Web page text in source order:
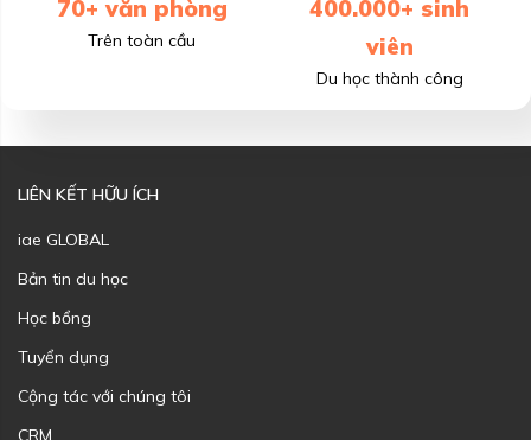
70+ văn phòng
Trên toàn cầu
400.000+ sinh
viên
Du học thành công
LIÊN KẾT HỮU ÍCH
iae GLOBAL
Bản tin du học
Học bổng
Tuyển dụng
Cộng tác với chúng tôi
CRM